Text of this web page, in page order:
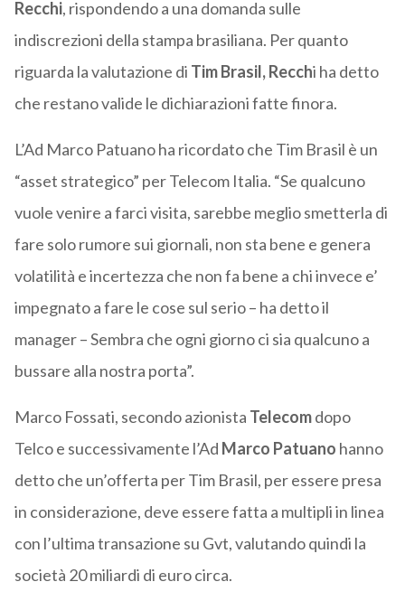
Recchi, rispondendo a una domanda sulle
indiscrezioni della stampa brasiliana. Per quanto
riguarda la valutazione di Tim Brasil, Recchi ha detto
che restano valide le dichiarazioni fatte finora.
L’Ad Marco Patuano ha ricordato che Tim Brasil è un
“asset strategico” per Telecom Italia. “Se qualcuno
vuole venire a farci visita, sarebbe meglio smetterla di
fare solo rumore sui giornali, non sta bene e genera
volatilità e incertezza che non fa bene a chi invece e’
impegnato a fare le cose sul serio – ha detto il
manager – Sembra che ogni giorno ci sia qualcuno a
bussare alla nostra porta”.
Marco Fossati, secondo azionista Telecomdopo
Telco e successivamente l’Ad Marco Patuano hanno
detto che un’offerta per Tim Brasil, per essere presa
in considerazione, deve essere fatta a multipli in linea
con l’ultima transazione su Gvt, valutando quindi la
società 20 miliardi di euro circa.